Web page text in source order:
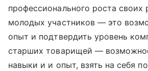
профессионального роста своих
молодых участников — это
опыт и подтвердить уровень
старших товарищей —
навыки и и опыт, взять на себя